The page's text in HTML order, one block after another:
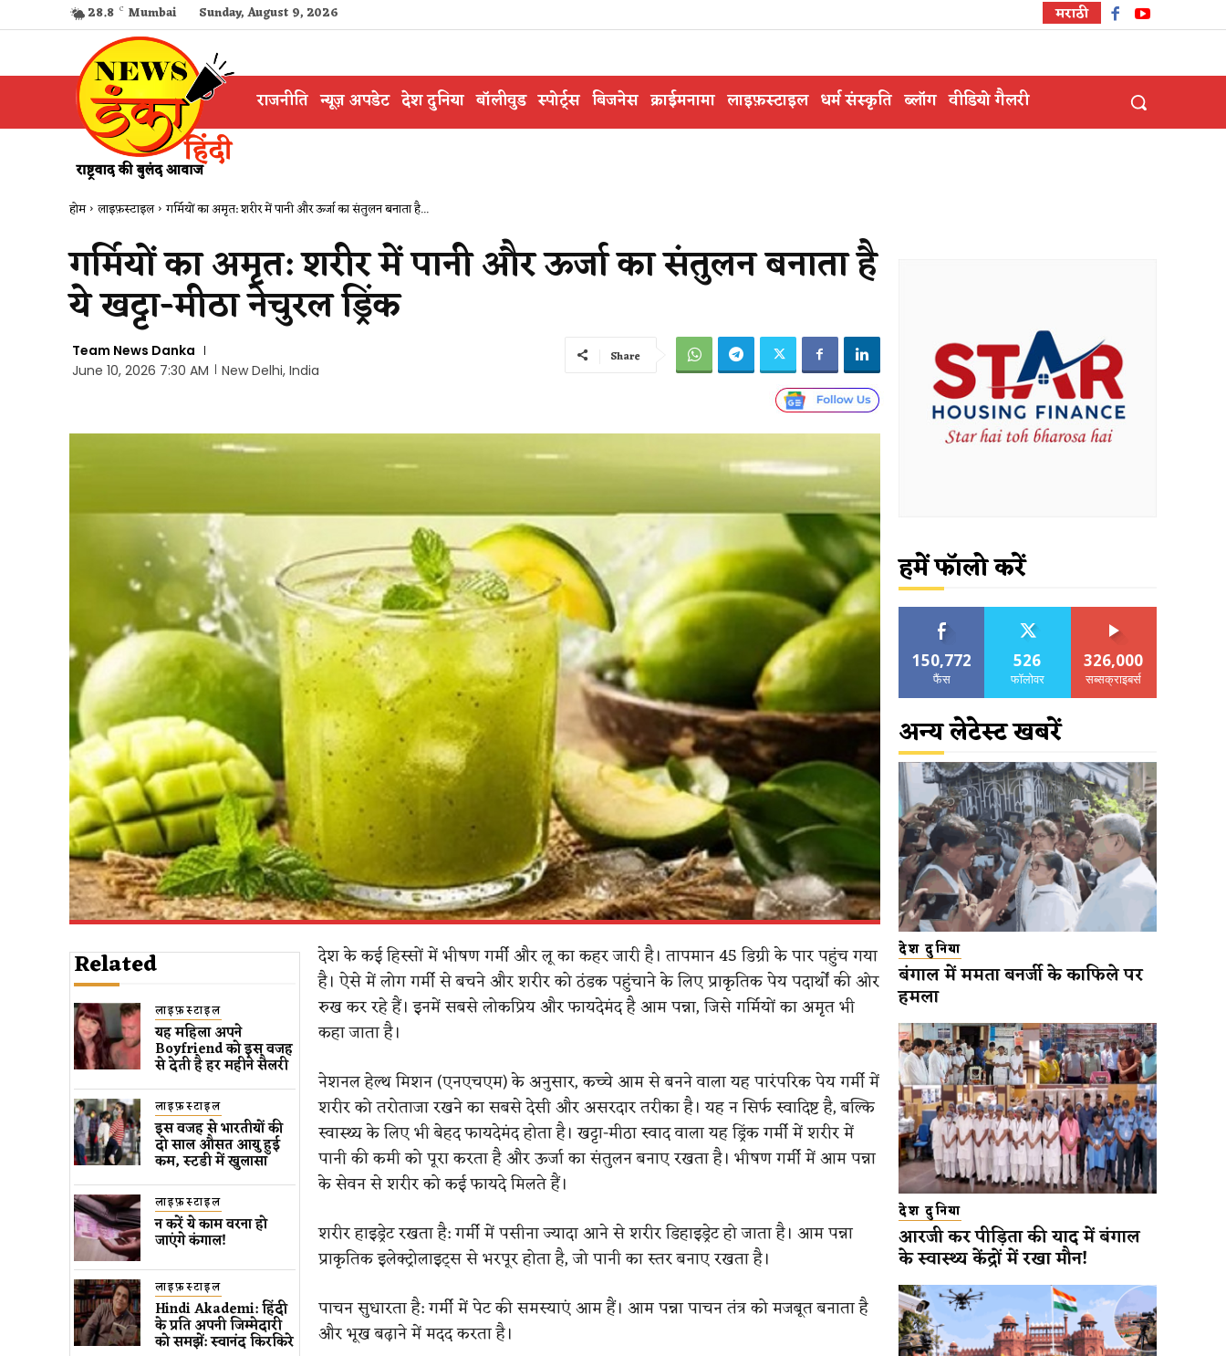
28.8 C Mumbai Sunday, August 9, 2026 मराठी
राजनीति न्यूज़ अपडेट देश दुनिया बॉलीवुड स्पोर्ट्स बिजनेस क्राईमनामा लाइफ़स्टाइल धर्म संस्कृति ब्लॉग वीडियो गैलरी
होम लाइफ़स्टाइल गर्मियों का अमृत: शरीर में पानी और ऊर्जा का संतुलन बनाता है...
गर्मियों का अमृत: शरीर में पानी और ऊर्जा का संतुलन बनाता है
ये खट्टा-मीठा नेचुरल ड्रिंक
Team News Danka
June 10, 2026 7:30 AM
New Delhi, India
Share
Related
लाइफ़स्टाइल
यह महिला अपने
Boyfriend को इस वजह
से देती है हर महीने सैलरी
लाइफ़स्टाइल
इस वजह से भारतीयों की
दो साल औसत आयु हुई
कम, स्टडी में खुलासा
लाइफ़स्टाइल
न करें ये काम वरना हो
जाएंगे कंगाल!
लाइफ़स्टाइल
Hindi Akademi: हिंदी
के प्रति अपनी जिम्मेदारी
को समझें: स्वानंद किरकिरे
देश के कई हिस्सों में भीषण गर्मी और लू का कहर जारी है। तापमान 45 डिग्री के पार पहुंच गया
है। ऐसे में लोग गर्मी से बचने और शरीर को ठंडक पहुंचाने के लिए प्राकृतिक पेय पदार्थों की ओर
रुख कर रहे हैं। इनमें सबसे लोकप्रिय और फायदेमंद है आम पन्ना, जिसे गर्मियों का अमृत भी
कहा जाता है।
नेशनल हेल्थ मिशन (एनएचएम) के अनुसार, कच्चे आम से बनने वाला यह पारंपरिक पेय गर्मी में
शरीर को तरोताजा रखने का सबसे देसी और असरदार तरीका है। यह न सिर्फ स्वादिष्ट है, बल्कि
स्वास्थ्य के लिए भी बेहद फायदेमंद होता है। खट्टा-मीठा स्वाद वाला यह ड्रिंक गर्मी में शरीर में
पानी की कमी को पूरा करता है और ऊर्जा का संतुलन बनाए रखता है। भीषण गर्मी में आम पन्ना
के सेवन से शरीर को कई फायदे मिलते हैं।
शरीर हाइड्रेट रखता है: गर्मी में पसीना ज्यादा आने से शरीर डिहाइड्रेट हो जाता है। आम पन्ना
प्राकृतिक इलेक्ट्रोलाइट्स से भरपूर होता है, जो पानी का स्तर बनाए रखता है।
पाचन सुधारता है: गर्मी में पेट की समस्याएं आम हैं। आम पन्ना पाचन तंत्र को मजबूत बनाता है
और भूख बढ़ाने में मदद करता है।
हमें फॉलो करें
150,772
फैंस
526
फॉलोवर
326,000
सब्सक्राइबर्स
अन्य लेटेस्ट खबरें
देश दुनिया
बंगाल में ममता बनर्जी के काफिले पर
हमला
देश दुनिया
आरजी कर पीड़िता की याद में बंगाल
के स्वास्थ्य केंद्रों में रखा मौन!